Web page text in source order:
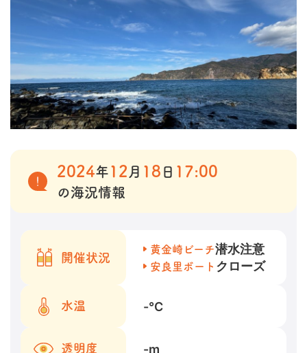
2024年 12 月 18 日 17:00
の海況情報
開催状況
黄金崎ビーチ潜水注意
安良里ボート クローズ
水温 -℃
透明度 -m